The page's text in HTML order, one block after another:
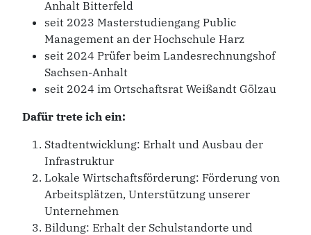
Anhalt Bitterfeld
seit 2023 Masterstudiengang Public
Management an der Hochschule Harz
seit 2024 Prüfer beim Landesrechnungshof
Sachsen-Anhalt
seit 2024 im Ortschaftsrat Weißandt Gölzau
Dafür trete ich ein:
Stadtentwicklung: Erhalt und Ausbau der
Infrastruktur
Lokale Wirtschaftsförderung: Förderung von
Arbeitsplätzen, Unterstützung unserer
Unternehmen
Bildung: Erhalt der Schulstandorte und